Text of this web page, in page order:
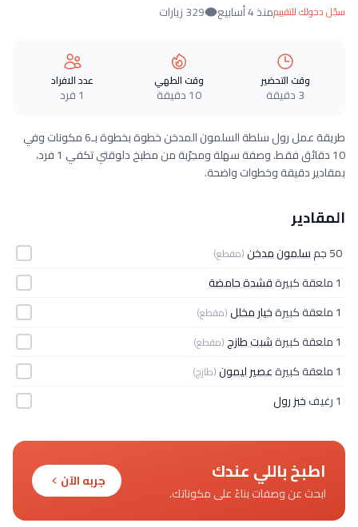
سجّل دخولك للتقييممنذ 4 أسابيع 329 زيارات
وقت التحضير
3 دقيقة
وقت الطهي
10 دقيقة
عدد الافراد
1 فرد
طريقة عمل رول سلطة السلمون المدخن خطوة بخطوة بـ6 مكونات وفي
10 دقائق فقط. وصفة سهلة ومجرّبة من مطبخ دلوقتي تكفي 1 فرد،
بمقادير دقيقة وخطوات واضحة.
المقادير
50 جم سلمون مدخن(مقطع)
1 ملعقة كبيرة
قشدة حامضة
1 ملعقة كبيرة
خيار مخلل(مقطع)
1 ملعقة كبيرة شبت طازج(مقطع)
1 ملعقة كبيرة عصير ليمون(طازج)
1 رغيف خبز رول
اطبخ باللي عندك
ابحث عن وصفات بناءً على مكوناتك.
جربه الآن